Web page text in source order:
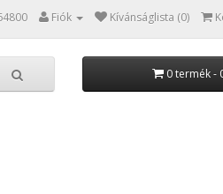
Fiók Kívánságlista (0)
0 termék -